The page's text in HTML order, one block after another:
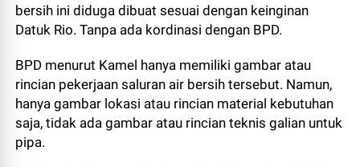
bersih ini diduga dibuat sesuai dengan keinginan
Datuk Rio. Tanpa ada kordinasi dengan BPD.
BPD menurut Kamel hanya memiliki gambar atau
rincian pekerjaan saluran air bersih tersebut. Namun,
hanya gambar lokasi atau rincian material kebutuhan
saja, tidak ada gambar atau rincian teknis galian untuk
pipa.